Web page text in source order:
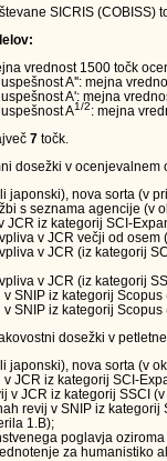
SICRIS (COBISS)
vrednost 1500 točk
A'': mejna
A': mejna
A1/2: mejna
7 točk.
dosežki v ocenjevalnem
japonski), nova sorta (v
s seznama agencije (v
JCR iz kategorij SCI-
v JCR večji od osem
v JCR (iz kategorij
v JCR (iz kategorij
SNIP iz kategorij
SNIP iz kategorij Scopus
dosežki v
japonski), nova sorta (v
JCR iz kategorij SCI-
v JCR iz kategorij SSCI
revij v SNIP iz
1.B);
poglavja
za humanistiko